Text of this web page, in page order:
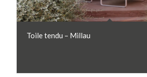
Toile tendu – Millau